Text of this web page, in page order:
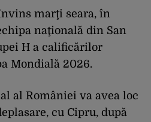
marţi seara, în
naţională din San
H a calificărilor
Mondială 2026.
al României va avea loc
cu Cipru, după